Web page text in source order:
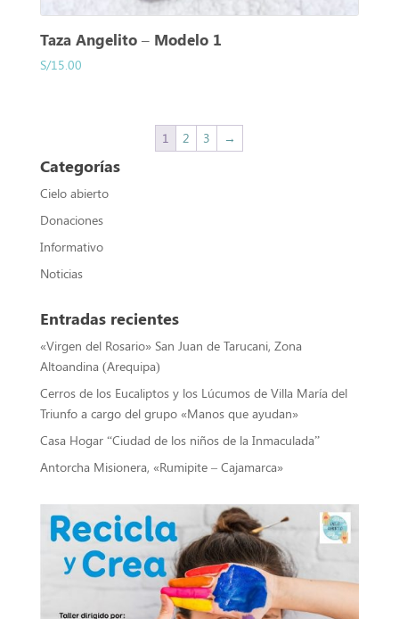
Taza Angelito – Modelo 1
S/15.00
1 2 3 →
Categorías
Cielo abierto
Donaciones
Informativo
Noticias
Entradas recientes
«Virgen del Rosario» San Juan de Tarucani, Zona
Altoandina (Arequipa)
Cerros de los Eucaliptos y los Lúcumos de Villa María del
Triunfo a cargo del grupo «Manos que ayudan»
Casa Hogar “Ciudad de los niños de la Inmaculada”
Antorcha Misionera, «Rumipite – Cajamarca»